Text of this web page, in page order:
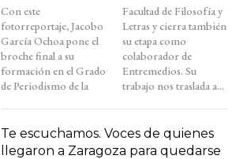
Con este
fotorreportaje, Jacobo
García Ochoa pone el
broche final a su
formación en el Grado
de Periodismo de la
Facultad de Filosofía y
Letras y cierra también
su etapa como
colaborador de
Entremedios. Su
trabajo nos traslada a...
Te escuchamos. Voces de quienes
llegaron a Zaragoza para quedarse